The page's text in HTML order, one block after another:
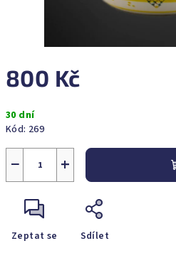
800 Kč
cena:
30 dní
Kód: 269
+
−
Zeptat se Sdílet